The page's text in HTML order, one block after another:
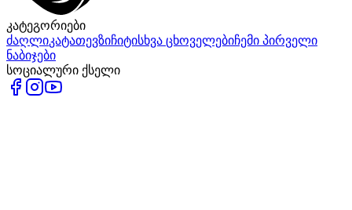
კატეგორიები
ძაღლიკატათევზიჩიტისხვა ცხოველებიჩემი პირველი
ნაბიჯები
სოციალური ქსელი